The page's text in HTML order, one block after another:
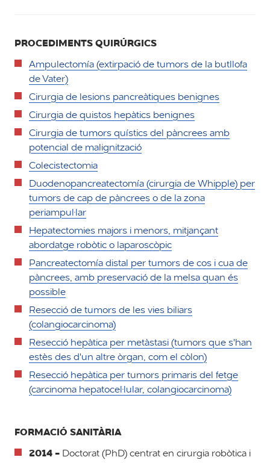
PROCEDIMENTS QUIRÚRGICS
Ampulectomía (extirpació de tumors de la butllofa
de Vater)
Cirurgia de lesions pancreàtiques benignes
Cirurgia de quistos hepàtics benignes
Cirurgia de tumors quístics del pàncrees amb
potencial de malignització
Colecistectomia
Duodenopancreatectomía (cirurgia de Whipple) per
tumors de cap de pàncrees o de la zona
periampul·lar
Hepatectomies majors i menors, mitjançant
abordatge robòtic o laparoscòpic
Pancreatectomía distal per tumors de cos i cua de
pàncrees, amb preservació de la melsa quan és
possible
Resecció de tumors de les vies biliars
(colangiocarcinoma)
Resecció hepàtica per metàstasi (tumors que s'han
estès des d'un altre òrgan, com el còlon)
Resecció hepàtica per tumors primaris del fetge
(carcinoma hepatocel·lular, colangiocarcinoma)
FORMACIÓ SANITÀRIA
2014 - Doctorat (PhD) centrat en cirurgia robòtica i